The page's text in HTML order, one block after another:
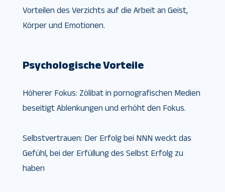
Vorteilen des Verzichts auf die Arbeit an Geist,
Körper und Emotionen.
Psychologische Vorteile
Höherer Fokus: Zölibat in pornografischen Medien
beseitigt Ablenkungen und erhöht den Fokus.
Selbstvertrauen: Der Erfolg bei NNN weckt das
Gefühl, bei der Erfüllung des Selbst Erfolg zu
haben